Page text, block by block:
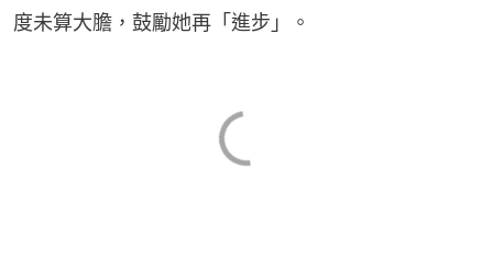
度未算大膽，鼓勵她再「進步」。